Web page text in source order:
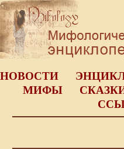
НОВОСТИ
МИФЫ